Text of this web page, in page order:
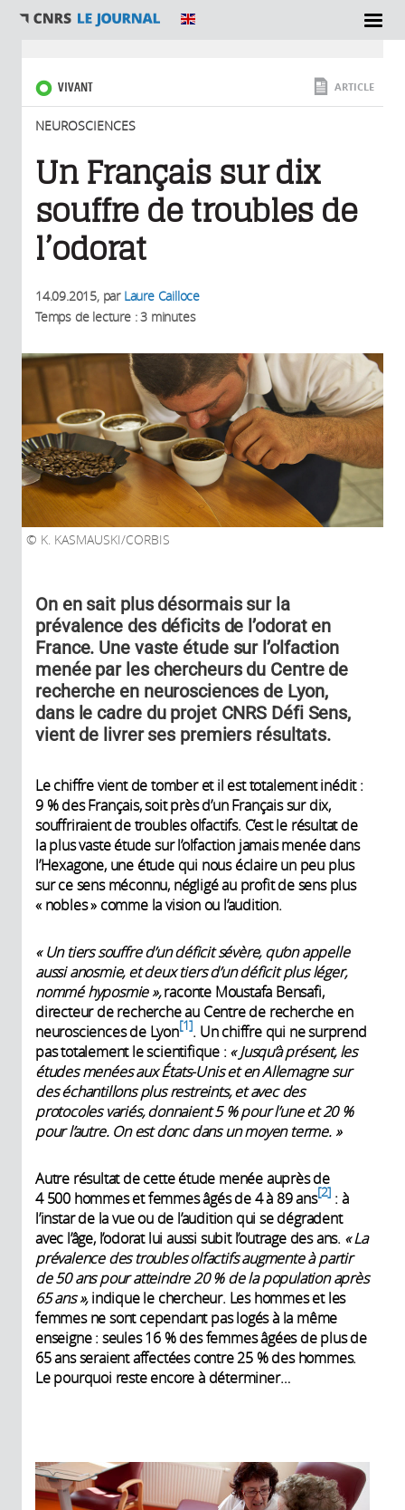
SECTIONS
VIVANT
NEUROSCIENCES
ARTICLE
Un Français sur dix
souffre de troubles de
l’odorat
14.09.2015, par Laure Cailloce
Temps de lecture : 3 minutes
K. KASMAUSKI/CORBIS
On en sait plus désormais sur la
prévalence des déficits de l’odorat en
France. Une vaste étude sur l’olfaction
menée par les chercheurs du Centre de
recherche en neurosciences de Lyon,
dans le cadre du projet CNRS Défi Sens,
vient de livrer ses premiers résultats.
Le chiffre vient de tomber et il est totalement inédit :
9 % des Français, soit près d’un Français sur dix,
souffriraient de troubles olfactifs. C’est le résultat de
la plus vaste étude sur l’olfaction jamais menée dans
l’Hexagone, une étude qui nous éclaire un peu plus
sur ce sens méconnu, négligé au profit de sens plus
« nobles » comme la vision ou l’audition.
« Un tiers souffre d’un déficit sévère, qu’on appelle
aussi anosmie, et deux tiers d’un déficit plus léger,
nommé hyposmie »,raconte Moustafa Bensafi,
directeur de recherche au Centre de recherche en
neurosciences de Lyon 1 . Un chiffre qui ne surprend
pas totalement le scientifique : « Jusqu’à présent, les
études menées aux États-Unis et en Allemagne sur
des échantillons plus restreints, et avec des
protocoles variés, donnaient 5 % pour l’une et 20 %
pour l’autre. On est donc dans un moyen terme. »
Autre résultat de cette étude menée auprès de
4 500 hommes et femmes âgés de 4 à 89 ans 2 : à
l’instar de la vue ou de l’audition qui se dégradent
avec l’âge, l’odorat lui aussi subit l’outrage des ans. « La
prévalence des troubles olfactifs augmente à partir
de 50 ans pour atteindre 20 % de la population après
65 ans »,indique le chercheur. Les hommes et les
femmes ne sont cependant pas logés à la même
enseigne : seules 16 % des femmes âgées de plus de
65 ans seraient affectées contre 25 % des hommes.
Le pourquoi reste encore à déterminer…